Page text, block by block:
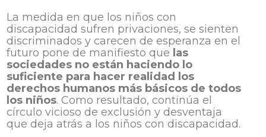
La medida en que los niños con
discapacidad sufren privaciones, se sienten
discriminados y carecen de esperanza en el
futuro pone de manifiesto que las
sociedades no están haciendo lo
suficiente para hacer realidad los
derechos humanos más básicos de todos
los niños. Como resultado, continúa el
círculo vicioso de exclusión y desventaja
que deja atrás a los niños con discapacidad.